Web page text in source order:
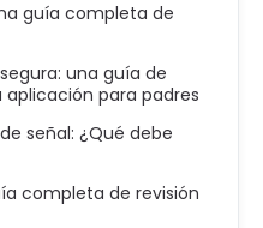
guía completa de
una guía de
aplicación para padres
señal: ¿Qué debe
completa de revisión